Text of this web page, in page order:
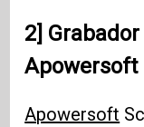
2]
Apowersoft
Apowersoft